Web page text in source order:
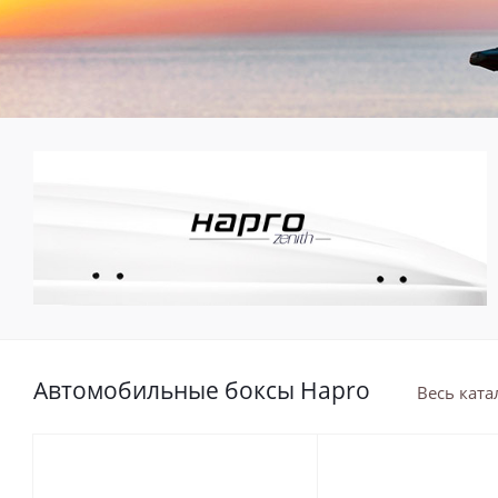
Автомобильные боксы Hapro Весь